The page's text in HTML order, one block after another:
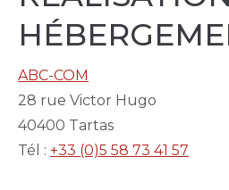
ABC-COM
28 rue Victor Hugo
40400 Tartas
Tél : +33 (0)5 58 73 41 57